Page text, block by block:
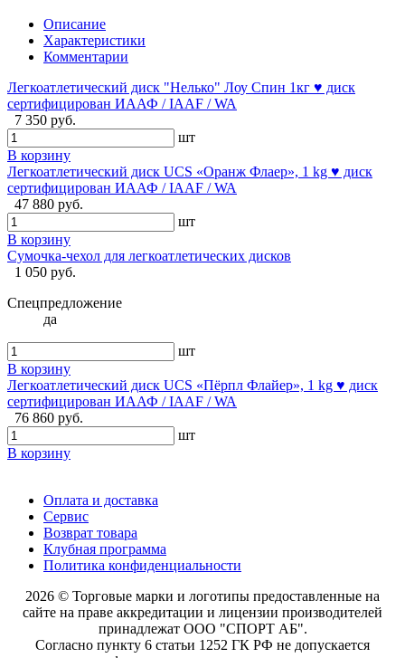
Описание
Характеристики
Комментарии
Легкоатлетический диск "Нелько" Лоу Спин 1кг ♥ диск
сертифицирован ИААФ / IAAF / WA
7 350 руб.
шт
В корзину
Легкоатлетический диск UCS «Оранж Флаер», 1 kg ♥ диск
сертифицирован ИААФ / IAAF / WA
47 880 руб.
шт
В корзину
Сумочка-чехол для легкоатлетических дисков
1 050 руб.
Спецпредложение
да
шт
В корзину
Легкоатлетический диск UCS «Пёрпл Флайер», 1 kg ♥ диск
сертифицирован ИААФ / IAAF / WA
76 860 руб.
шт
В корзину
Оплата и доставка
Сервис
Возврат товара
Клубная программа
Политика конфиденциальности
2026 © Торговые марки и логотипы предоставленные на
сайте на праве аккредитации и лицензии производителей
принадлежат ООО "СПОРТ АБ".
Согласно пункту 6 статьи 1252 ГК РФ не допускается